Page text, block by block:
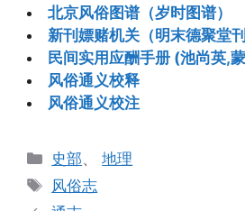
北京风俗图谱（岁时图谱）
新刊嫖赌机关（明末德聚堂刊
民间实用应酬手册 (池尚英,
风俗通义校释
风俗通义校注
分
类
史部、地理
标
签
风俗志